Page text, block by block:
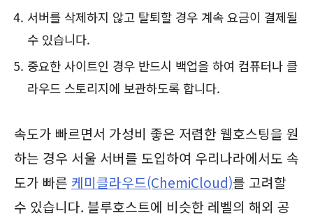
서버를 삭제하지 않고 탈퇴할 경우 계속 요금이 결제될
수 있습니다.
중요한 사이트인 경우 반드시 백업을 하여 컴퓨터나 클
라우드 스토리지에 보관하도록 합니다.
속도가 빠르면서 가성비 좋은 저렴한 웹호스팅을 원
하는 경우 서울 서버를 도입하여 우리나라에서도 속
도가 빠른 케미클라우드(ChemiCloud)를 고려할
수 있습니다. 블루호스트에 비슷한 레벨의 해외 공